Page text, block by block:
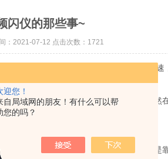
迎您！
自局域网的朋友！有什么可以帮
您的吗？
闪仪的那些事~
：2021-07-12 点击次数：1721
频闪仪可测量风扇的转速，水滴的流速
体的速度接近或同步时，被测物体虽然
大脑引起人体视觉。感光细胞的感光是